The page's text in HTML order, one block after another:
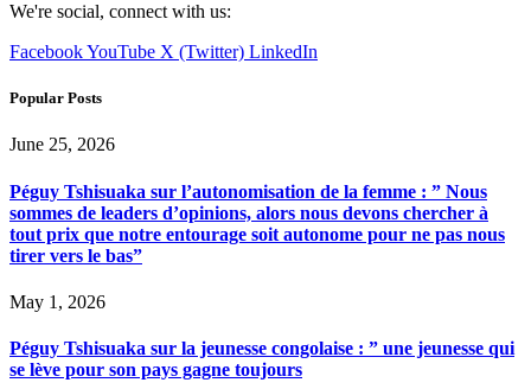
We're social, connect with us:
FacebookYouTube X (Twitter) LinkedIn
Popular Posts
June 25, 2026
Péguy Tshisuaka sur l’autonomisation de la femme : ” Nous
sommes de leaders d’opinions, alors nous devons chercher à
tout prix que notre entourage soit autonome pour ne pas nous
tirer vers le bas”
May 1, 2026
Péguy Tshisuaka sur la jeunesse congolaise : ” une jeunesse qui
se lève pour son pays gagne toujours